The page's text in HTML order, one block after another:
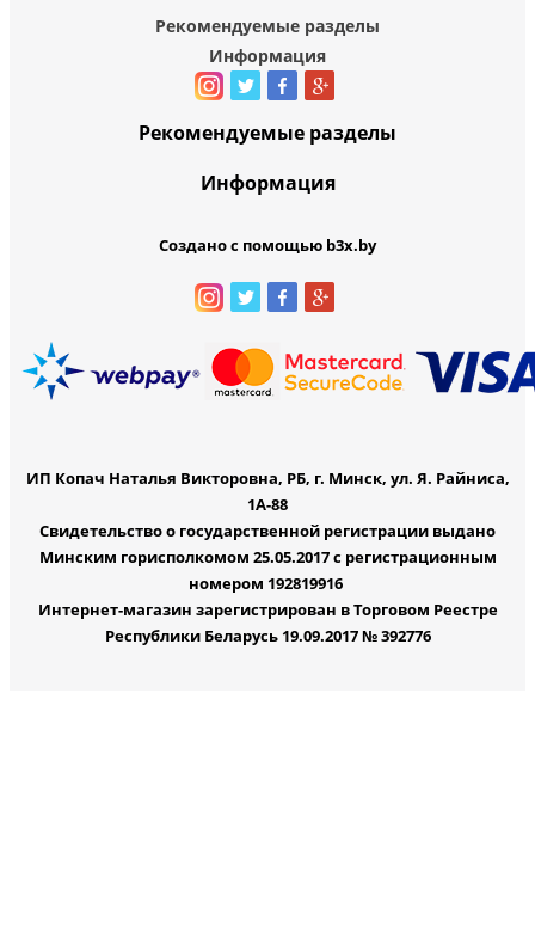
Рекомендуемые разделы
Информация
Рекомендуемые разделы
Информация
Создано с помощью b3x.by
ИП Копач Наталья Викторовна, РБ, г. Минск, ул. Я. Райниса,
1А-88
Свидетельство о государственной регистрации выдано
Минским горисполкомом 25.05.2017 с регистрационным
номером 192819916
Интернет-магазин зарегистрирован в Торговом Реестре
Республики Беларусь 19.09.2017 № 392776